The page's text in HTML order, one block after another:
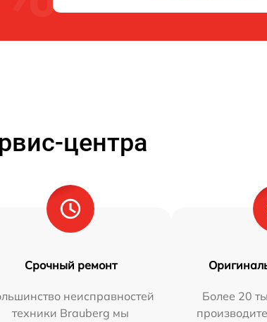
центра
Срочный ремонт
неисправностей
техники Brauberg мы
Более 20